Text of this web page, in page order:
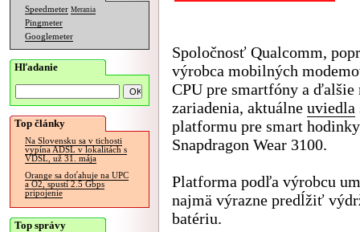
Speedmeter Merania
Pingmeter
Googlemeter
Hľadanie
Top články
Na Slovensku sa v tichosti
vypína ADSL v lokalitách s
VDSL, už 31. mája
Orange sa doťahuje na UPC
a O2, spustí 2.5 Gbps
pripojenie
Top správy
Spoločnosť Qualcomm,
výrobca mobilných
CPU pre smartfóny a ďalšie
zariadenia, aktuálne uviedla
platformu pre smart hodinky
Snapdragon Wear 3100.
Platforma podľa výrobcu
najmä výrazne predĺžiť
batériu.